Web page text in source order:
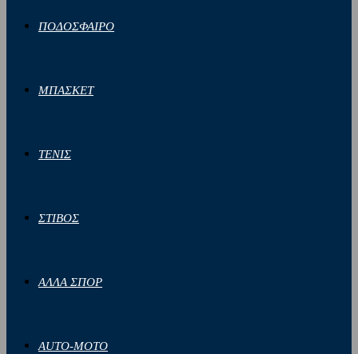
ΠΟΔΟΣΦΑΙΡΟ
ΜΠΑΣΚΕΤ
ΤΕΝΙΣ
ΣΤΙΒΟΣ
ΑΛΛΑ ΣΠΟΡ
AUTO-MOTO